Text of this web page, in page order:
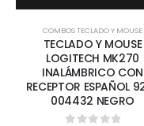
COMBOS TECLADO Y MOUSE
TECLADO Y MOUSE
LOGITECH MK270
INALÁMBRICO CON
RECEPTOR ESPAÑOL
004432 NEGRO